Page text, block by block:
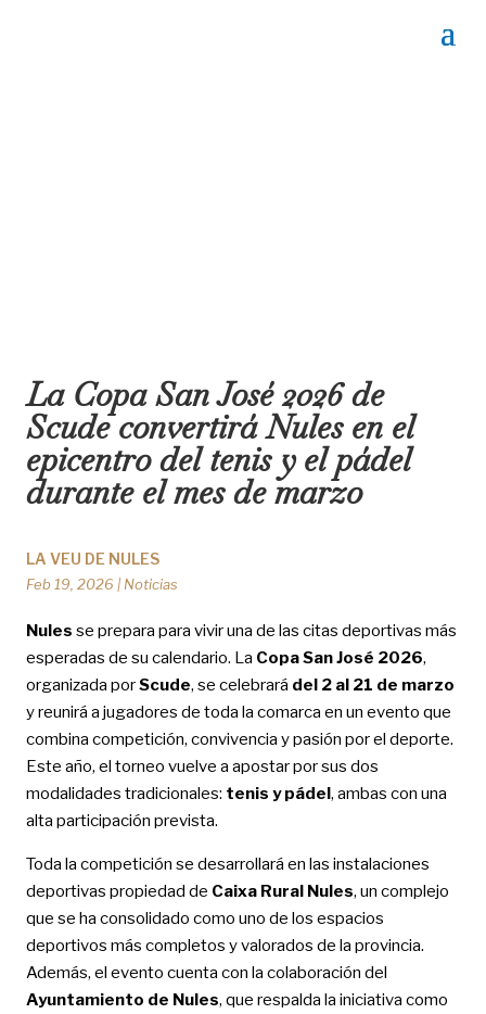
La Copa San José 2026 de
Scude convertirá Nules en el
epicentro del tenis y el pádel
durante el mes de marzo
LA VEU DE NULES
Feb 19, 2026 | Noticias
Nules se prepara para vivir una de las citas deportivas más
esperadas de su calendario. La Copa San José 2026,
organizada porScude, se celebrará del 2 al 21 de marzo
y reunirá a jugadores de toda la comarca en un evento que
combina competición, convivencia y pasión por el deporte.
Este año, el torneo vuelve a apostar por sus dos
modalidades tradicionales: tenis y pádel, ambas con una
alta participación prevista.
Toda la competición se desarrollará en las instalaciones
deportivas propiedad de Caixa Rural Nules, un complejo
que se ha consolidado como uno de los espacios
deportivos más completos y valorados de la provincia.
Además, el evento cuenta con la colaboración del
Ayuntamiento de Nules, que respalda la iniciativa como